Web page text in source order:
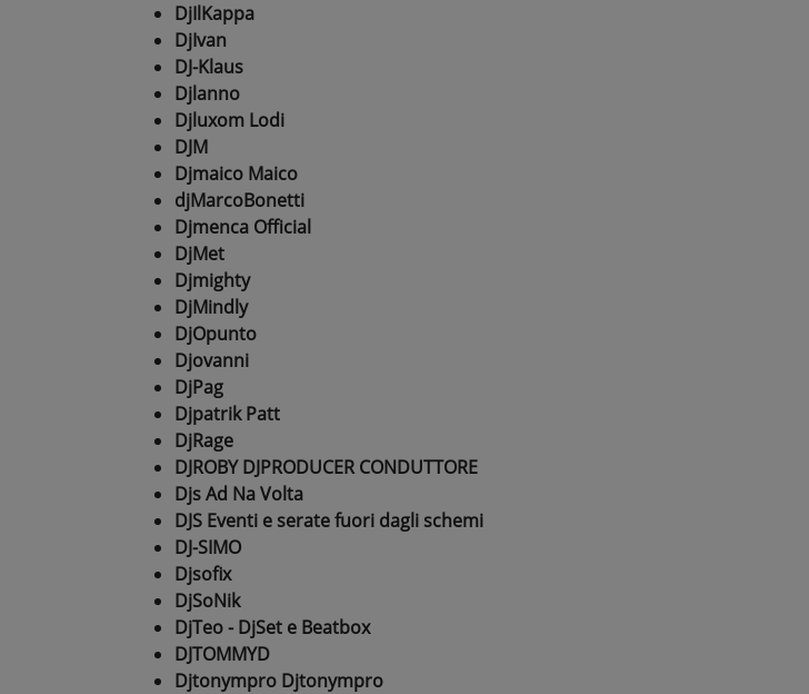
DjIlKappa
DjIvan
DJ-Klaus
Djlanno
Djluxom Lodi
DJM
Djmaico Maico
djMarcoBonetti
Djmenca Official
DjMet
Djmighty
DjMindly
DjOpunto
Djovanni
DjPag
Djpatrik Patt
DjRage
DJROBY DJPRODUCER CONDUTTORE
Djs Ad Na Volta
DJS Eventi e serate fuori dagli schemi
DJ-SIMO
Djsofix
DjSoNik
DjTeo - DjSet e Beatbox
DJTOMMYD
Djtonympro Djtonympro